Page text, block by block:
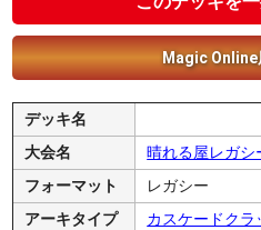
Magic Online
デッキ名
大会名
晴れる屋レガ
フォーマット
レガシー
アーキタイプ
カスケードクラ